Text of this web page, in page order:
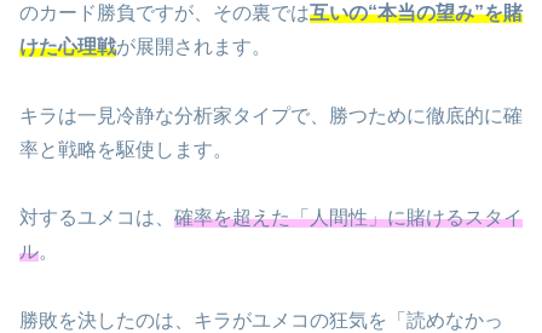
のカード勝負ですが、その裏では互いの“本当の望み”を賭
けた心理戦が展開されます。
キラは一見冷静な分析家タイプで、勝つために徹底的に確
率と戦略を駆使します。
対するユメコは、 確率を超えた「人間性」に賭けるスタイ
ル。
勝敗を決したのは、キラがユメコの狂気を「読めなかっ